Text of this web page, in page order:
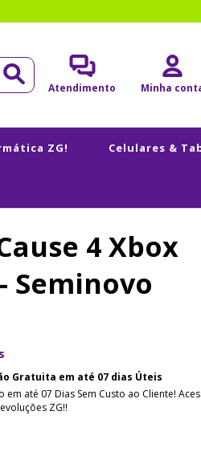
Atendimento Minha
ZG! Celulares &
4 Xbox
Seminovo
Gratuita em até 07 dias Úteis
em até 07 Dias Sem Custo ao Cliente!
ZG!!